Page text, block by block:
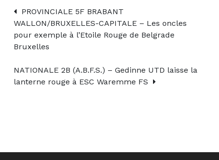
PROVINCIALE 5F BRABANT
WALLON/BRUXELLES-CAPITALE – Les oncles
pour exemple à l’Etoile Rouge de Belgrade
Bruxelles
NATIONALE 2B (A.B.F.S.) – Gedinne UTD laisse la
lanterne rouge à ESC Waremme FS